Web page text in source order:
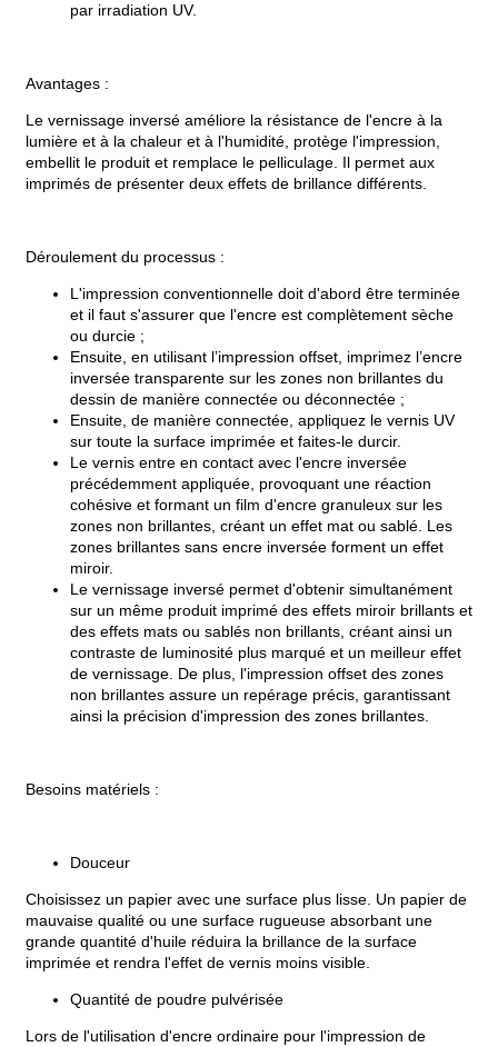
par irradiation UV.
Avantages :
Le vernissage inversé améliore la résistance de l'encre à la
lumière et à la chaleur et à l'humidité, protège l'impression,
embellit le produit et remplace le pelliculage. Il permet aux
imprimés de présenter deux effets de brillance différents.
Déroulement du processus :
L'impression conventionnelle doit d'abord être terminée
et il faut s'assurer que l'encre est complètement sèche
ou durcie ;
Ensuite, en utilisant l’impression offset, imprimez l’encre
inversée transparente sur les zones non brillantes du
dessin de manière connectée ou déconnectée ;
Ensuite, de manière connectée, appliquez le vernis UV
sur toute la surface imprimée et faites-le durcir.
Le vernis entre en contact avec l'encre inversée
précédemment appliquée, provoquant une réaction
cohésive et formant un film d'encre granuleux sur les
zones non brillantes, créant un effet mat ou sablé. Les
zones brillantes sans encre inversée forment un effet
miroir.
Le vernissage inversé permet d'obtenir simultanément
sur un même produit imprimé des effets miroir brillants et
des effets mats ou sablés non brillants, créant ainsi un
contraste de luminosité plus marqué et un meilleur effet
de vernissage. De plus, l'impression offset des zones
non brillantes assure un repérage précis, garantissant
ainsi la précision d'impression des zones brillantes.
Besoins matériels :
Douceur
Choisissez un papier avec une surface plus lisse. Un papier de
mauvaise qualité ou une surface rugueuse absorbant une
grande quantité d'huile réduira la brillance de la surface
imprimée et rendra l'effet de vernis moins visible.
Quantité de poudre pulvérisée
Lors de l'utilisation d'encre ordinaire pour l'impression de